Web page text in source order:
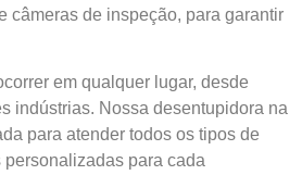
câmeras de inspeção, para garantir
em qualquer lugar, desde
indústrias. Nossa desentupidora na
para atender todos os tipos de
para cada